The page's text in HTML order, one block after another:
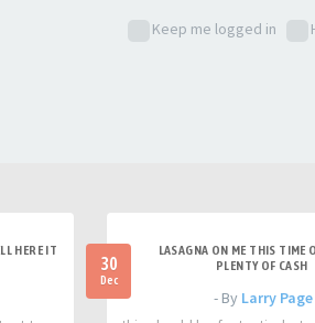
Keep me logged in
HERE IT
30
Dec
LASAGNA ON ME THIS TIME
PLENTY OF CASH
- By Larry Page